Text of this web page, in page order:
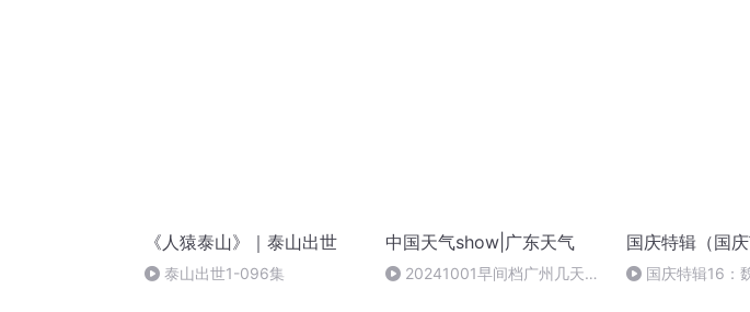
《人猿泰山》｜泰山出世
泰山出世1-096集
中国天气show|广东天气
20241001早间档广州几天降
国庆特辑（国庆
国庆特辑16：